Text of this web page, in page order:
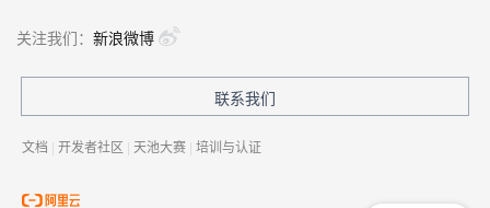
关注我们： 新浪微博
联系我们
文档 | 开发者社区 | 天池大赛 | 培训与认证